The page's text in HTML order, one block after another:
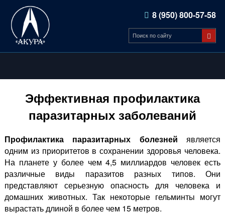
8 (950) 800-57-58
Эффективная профилактика
паразитарных заболеваний
Профилактика паразитарных болезней является
одним из приоритетов в сохранении здоровья человека.
На планете у более чем 4,5 миллиардов человек есть
различные виды паразитов разных типов. Они
представляют серьезную опасность для человека и
домашних животных. Так некоторые гельминты могут
вырастать длиной в более чем 15 метров.